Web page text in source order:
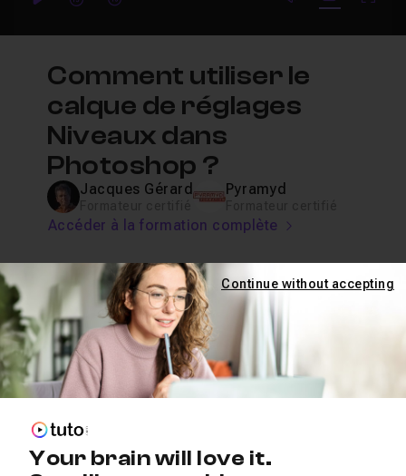
ForwardForward mute video
Subtitles
Comment utiliser le
calque de réglages
Niveaux dans
Photoshop ?
Jacques Gérard Pyramyd
Accéder à la formation complète